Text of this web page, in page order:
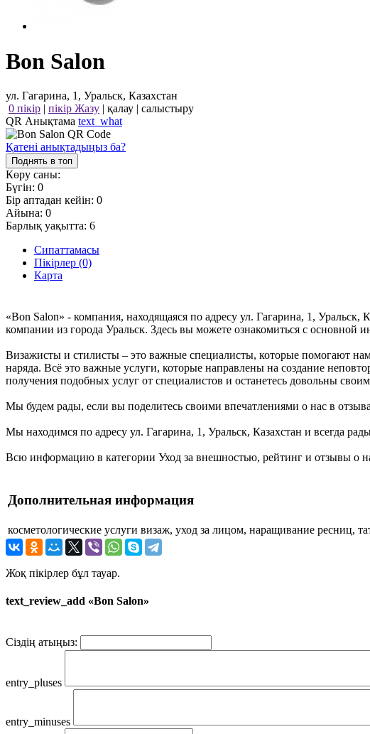
Bon Salon
ул. Гагарина, 1, Уральск, Казахстан
0 пікір | пікір Жазу | қалау | салыстыру
QR Анықтама text_what
Қатені анықтадыңыз ба?
Поднять в топ
Көру саны:
Бүгін: 0
Бір аптадан кейін: 0
Айына: 0
Барлық уақытта: 6
Сипаттамасы
Пікірлер (0)
Карта
«Bon Salon» - компания, находящаяся по адресу ул. Гагарина, 1,
компании из города Уральск. Здесь вы можете ознакомиться с
Визажисты и стилисты – это важные специалисты, которые помогают
наряда. Всё это важные услуги, которые направлены на создание
получения подобных услуг от специалистов и останетесь довольны
Мы будем рады, если вы поделитесь своими впечатлениями о нас в
Мы находимся по адресу ул. Гагарина, 1, Уральск, Казахстан и всегда
Всю информацию в категории Уход за внешностью, рейтинг и отзывы о
Дополнительная информация
косметологические услуги визаж, уход за лицом, наращивание ресниц,
Жоқ пікірлер бұл тауар.
text_review_add «Bon Salon»
Сіздің атыңыз:
entry_pluses
entry_minuses